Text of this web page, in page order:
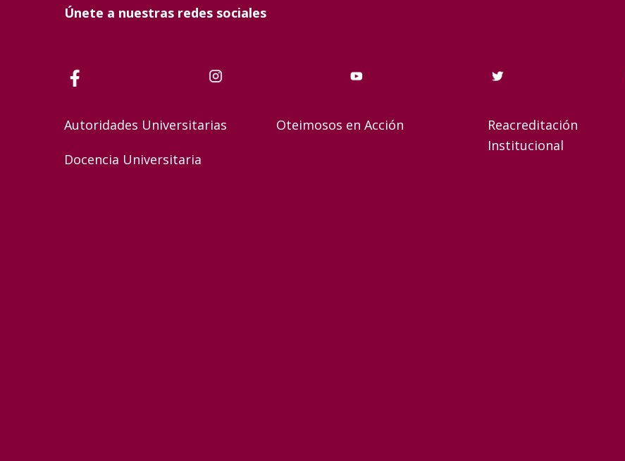
Únete a nuestras redes sociales
Autoridades Universitarias
Docencia Universitaria
Oteimosos en Acción
Reacreditación
Institucional